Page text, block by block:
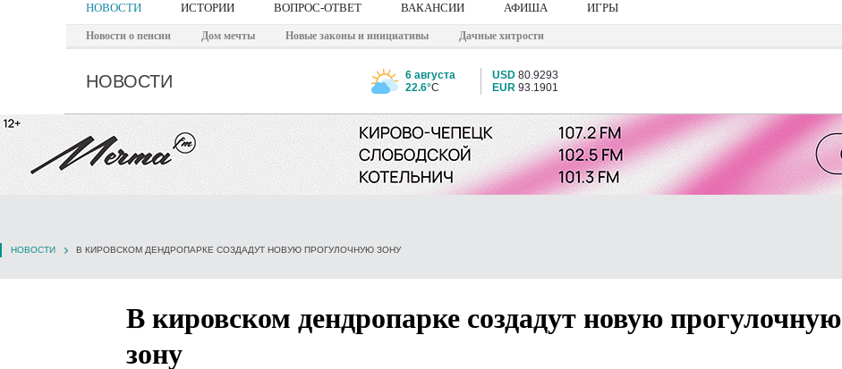
НОВОСТИ ИСТОРИИ ВОПРОС-ОТВЕТ ВАКАНСИИ АФИША ИГРЫ
Новости о пенсии Дом мечты Новые законы и инициативы Дачные хитрости
НОВОСТИ
6 августа
22.6°C
USD 80.9293
EUR 93.1901
НОВОСТИ В КИРОВСКОМ ДЕНДРОПАРКЕ СОЗДАДУТ НОВУЮ ПРОГУЛОЧНУЮ ЗОНУ
В кировском дендропарке создадут новую прогулочную
зону